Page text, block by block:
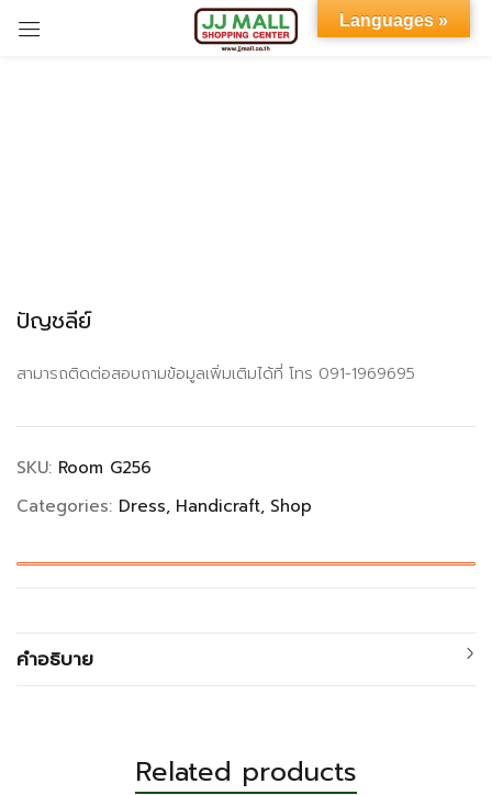
ปัญชลีย์
สามารถติดต่อสอบถามข้อมูลเพิ่มเติมได้ที่ โทร 091-1969695
SKU: Room G256
Categories: Dress Handicraft Shop
คำอธิบาย
Related products
Languages »
Sign in